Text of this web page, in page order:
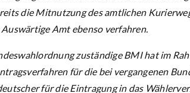
die Mitnutzung des amtlichen
Amt ebenso verfahren.
zuständige BMI hat im
für die bei vergangenen
für die Eintragung in das